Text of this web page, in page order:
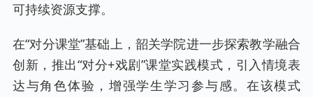
可持续资源支撑。
在“对分课堂”基础上，韶关学院进一步探索教学融合
创新，推出“对分+戏剧”课堂实践模式，引入情境表
达与角色体验，增强学生学习参与感。在该模式